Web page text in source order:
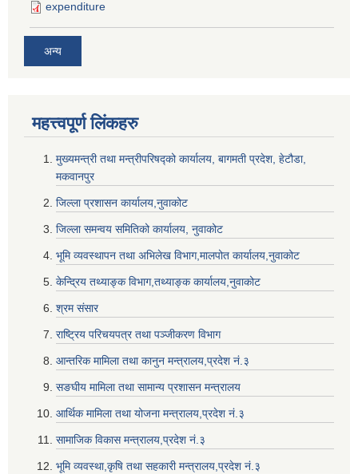
expenditure
अन्य
महत्त्वपूर्ण लि‌ंकहरु
मुख्यमन्त्री तथा मन्त्रीपरिषद्को कार्यालय, बागमती प्रदेश, हेटौडा,
मकवानपुर
जिल्ला प्रशासन कार्यालय,नुवाकोट
जिल्ला समन्वय समितिको कार्यालय, नुवाकोट
भूमि व्यवस्थापन तथा अभिलेख विभाग,मालपोत कार्यालय,नुवाकोट
केन्द्रिय तथ्याङ्क विभाग,तथ्याङ्क कार्यालय,नुवाकोट
श्रम संसार
राष्ट्रिय परिचयपत्र तथा पञ्जीकरण विभाग
आन्तरिक मामिला तथा कानुन मन्त्रालय,प्रदेश नं‌‍‌‍.३
सङघीय मामिला तथा सामान्य प्रशासन मन्त्रालय
आर्थिक मामिला तथा योजना मन्त्रालय,प्रदेश नं‌‍‌‍.३
सामाजिक विकास मन्त्रालय,प्रदेश नं‌‍‌‍.३
भूमि व्यवस्था,कृषि तथा सहकारी मन्त्रालय,प्रदेश नं‌‍‌‍.३